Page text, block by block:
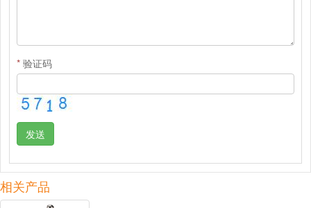
* 验证码
发送
相关产品